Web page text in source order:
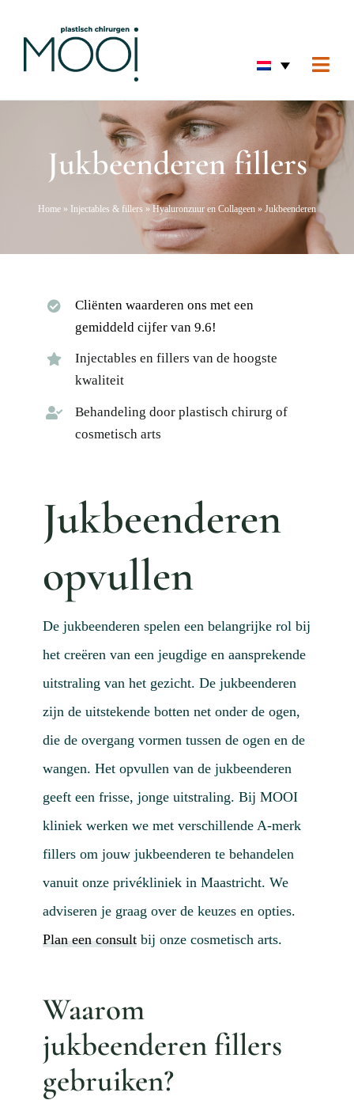
Home
Huid
Jukbeenderen fillers
Home » Injectables & fillers » Hyaluronzuur en Collageen » Jukbeenderen
Cliënten waarderen ons met een
gemiddeld cijfer van 9.6!
Injectables en fillers van de hoogste
kwaliteit
Behandeling door plastisch chirurg of
cosmetisch arts
Jukbeenderen
opvullen
De jukbeenderen spelen een belangrijke rol bij
het creëren van een jeugdige en aansprekende
uitstraling van het gezicht. De jukbeenderen
zijn de uitstekende botten net onder de ogen,
die de overgang vormen tussen de ogen en de
wangen. Het opvullen van de jukbeenderen
geeft een frisse, jonge uitstraling. Bij MOOI
kliniek werken we met verschillende A-merk
fillers om jouw jukbeenderen te behandelen
vanuit onze privékliniek in Maastricht. We
adviseren je graag over de keuzes en opties.
Plan een consultbij onze cosmetisch arts.
Waarom
jukbeenderen fillers
gebruiken?